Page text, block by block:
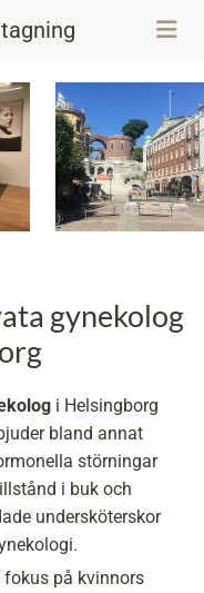
gynekolog
i Helsingborg
bland annat
störningar
i buk och
undersköterskor
på kvinnors